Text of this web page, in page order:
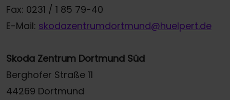
Fax: 0231 / 1 85 79-40
E-Mail: skodazentrumdortmund@huelpert.de
Skoda Zentrum Dortmund Süd
Berghofer Straße 11
44269 Dortmund